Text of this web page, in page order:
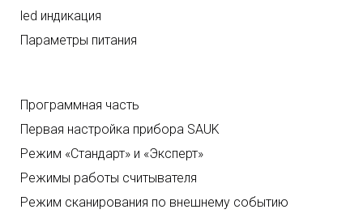
led индикация
Параметры питания
Программная часть
Первая настройка прибора SAUK
Режим «Стандарт» и «Эксперт»
Режимы работы считывателя
Режим сканирования по внешнему событию